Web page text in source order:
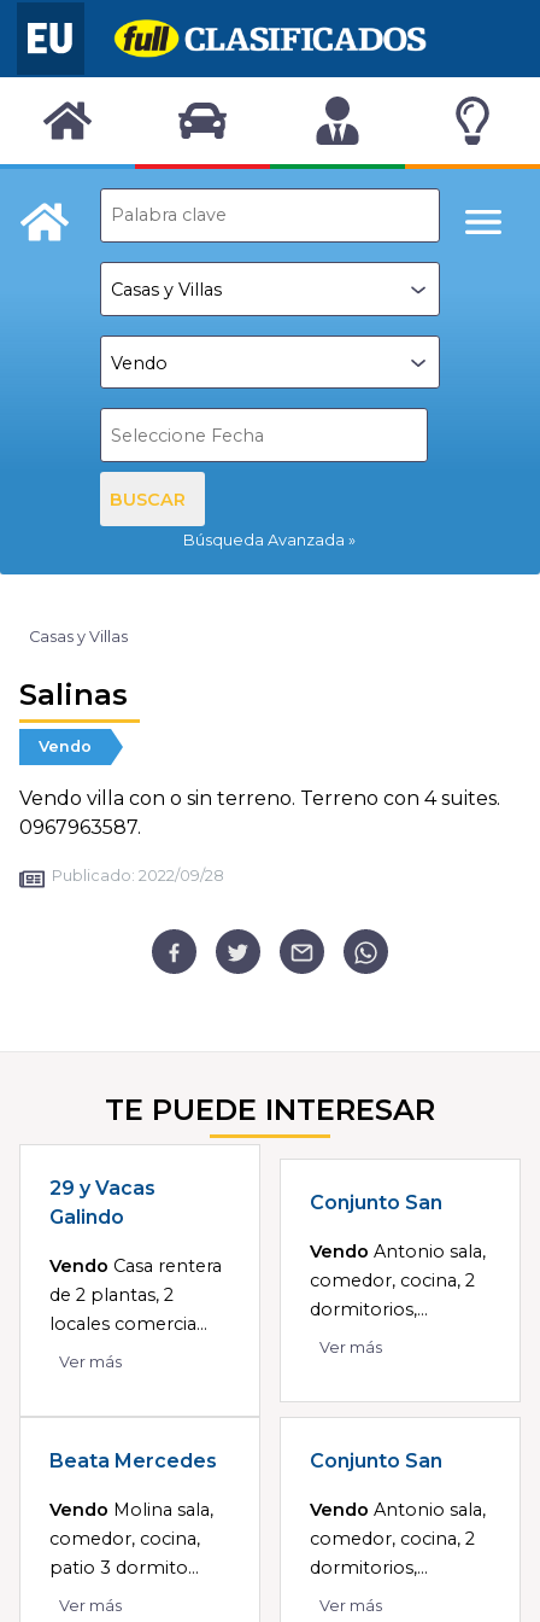
BUSCAR
Búsqueda Avanzada
Casas y Villas
Salinas
Vendo
Vendo villa con o sin terreno. Terreno con 4 suites.
0967963587.
Publicado: 2022/09/28
TE PUEDE INTERESAR
29 y Vacas
Galindo
Vendo Casa rentera
de 2 plantas, 2
locales comercia...
Ver más
Conjunto San
Vendo Antonio sala,
comedor, cocina, 2
dormitorios,...
Ver más
Beata Mercedes
Vendo Molina sala,
comedor, cocina,
patio 3 dormito...
Ver más
Conjunto San
Vendo Antonio sala,
comedor, cocina, 2
dormitorios,...
Ver más